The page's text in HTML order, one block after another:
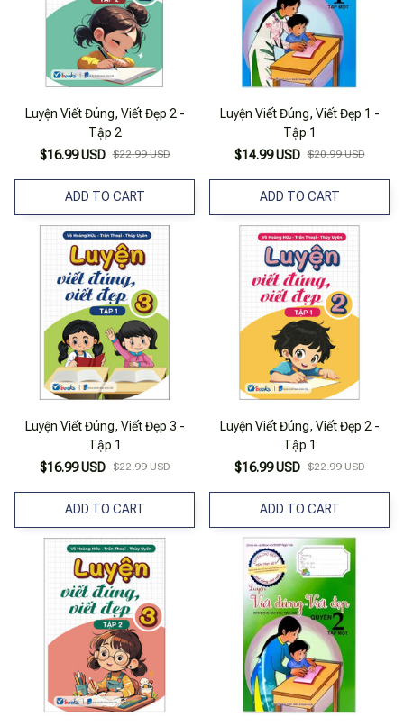
Luyện Viết Đúng, Viết Đẹp 2 -
Tập 2
$16.99 USD $22.99 USD
ADD TO CART
Luyện Viết Đúng, Viết Đẹp 1 -
Tập 1
$14.99 USD $20.99 USD
ADD TO CART
Luyện Viết Đúng, Viết Đẹp 3 -
Tập 1
$16.99 USD $22.99 USD
ADD TO CART
Luyện Viết Đúng, Viết Đẹp 2 -
Tập 1
$16.99 USD $22.99 USD
ADD TO CART